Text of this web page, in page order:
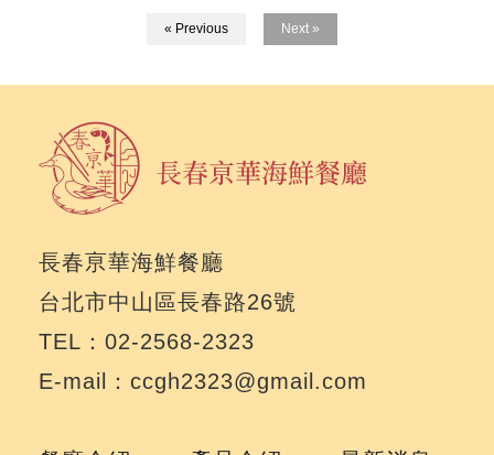
« Previous Next »
長春亰華海鮮餐廳
台北市中山區長春路26號
TEL：02-2568-2323
E-mail：ccgh2323@gmail.com